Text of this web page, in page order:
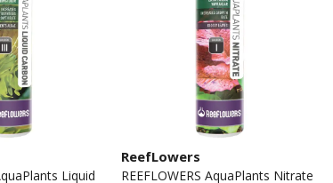
Liquid
ReefLowers
REEFLOWERS AquaPlants Nitrate